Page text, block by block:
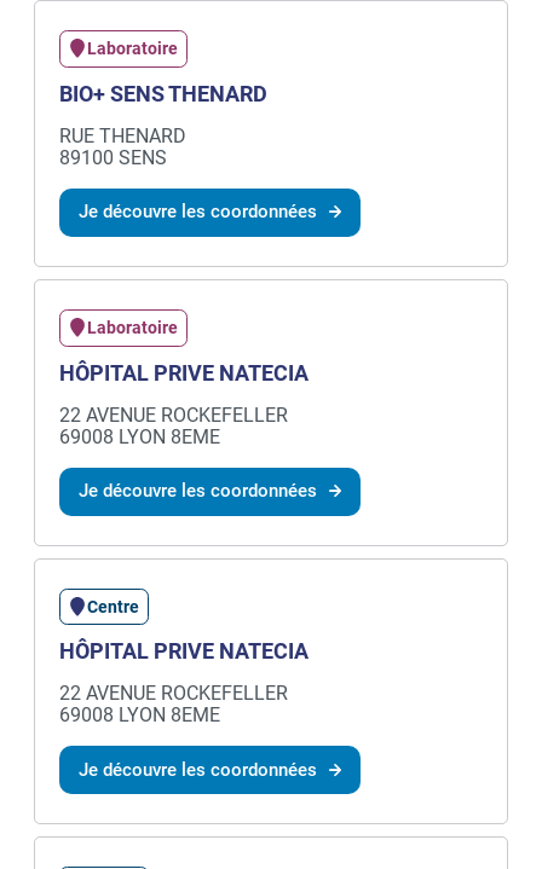
Laboratoire
BIO+ SENS THENARD
RUE THENARD
89100 SENS
Je découvre les coordonnées
Laboratoire
HÔPITAL PRIVE NATECIA
22 AVENUE ROCKEFELLER
69008 LYON 8EME
Je découvre les coordonnées
Centre
HÔPITAL PRIVE NATECIA
22 AVENUE ROCKEFELLER
69008 LYON 8EME
Je découvre les coordonnées